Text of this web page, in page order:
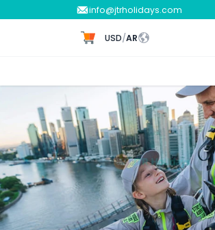
info@jtrholidays.com
AR
/
USD